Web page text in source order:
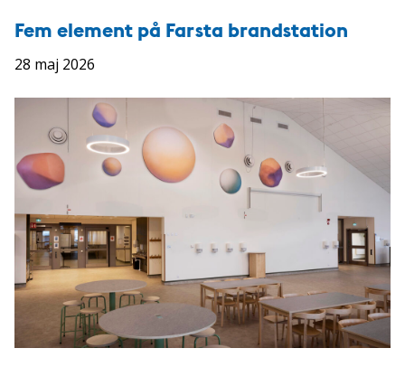
Fem element på Farsta brandstation
28 maj 2026